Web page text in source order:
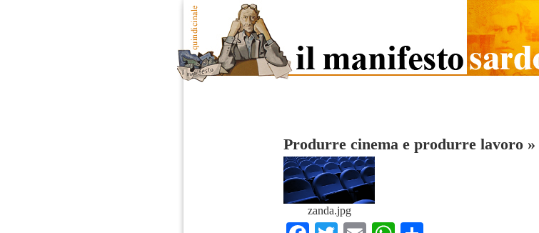
Produrre cinema e produrre lavoro »
zanda.jpg